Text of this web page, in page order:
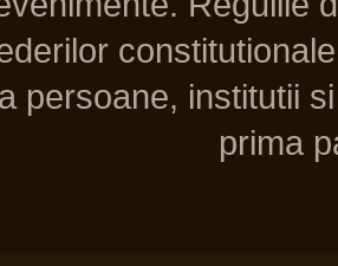
persoane, institutii
prima